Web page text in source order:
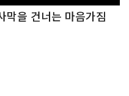
막을 건너는 마음가짐